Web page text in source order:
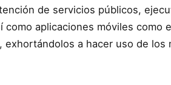
de servicios públicos,
como aplicaciones móviles como
exhortándolos a hacer uso de los